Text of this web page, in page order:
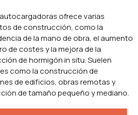
ofrece varias
de construcción, como la
de la mano de obra, el aumento
de costes y la mejora de la
de hormigón in situ. Suelen
como la construcción de
de edificios, obras remotas y
de tamaño pequeño y mediano.